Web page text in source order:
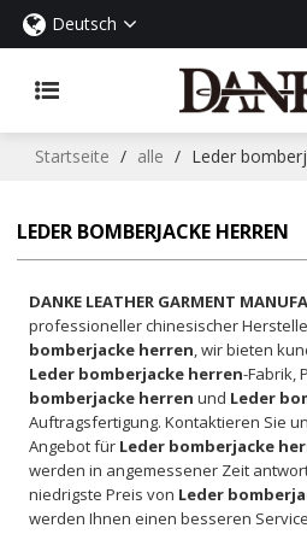
Deutsch
Startseite / alle / Leder
LEDER BOMBERJACKE HERREN
DANKE LEATHER GARMENT
professioneller chinesischer
bomberjacke herren, wir bieten
Leder bomberjacke herren-Fabrik,
bomberjacke herren und Leder
Auftragsfertigung. Kontaktieren Sie
Angebot für Leder bomberjacke
werden in angemessener Zeit
niedrigste Preis von Leder
werden Ihnen einen besseren